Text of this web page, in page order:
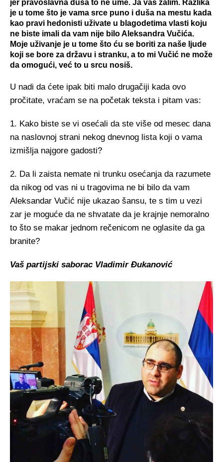
jer pravoslavna duša to ne ume. Ja vas žalim. Razlika
je u tome što je vama srce puno i duša na mestu kada
kao pravi hedonisti uživate u blagodetima vlasti koju
ne biste imali da vam nije bilo Aleksandra Vučića.
Moje uživanje je u tome što ću se boriti za naše ljude
koji se bore za državu i stranku, a to mi Vučić ne može
da omogući, već to u srcu nosiš.
U nadi da ćete ipak biti malo drugačiji kada ovo
pročitate, vraćam se na početak teksta i pitam vas:
1. Kako biste se vi osećali da ste više od mesec dana
na naslovnoj strani nekog dnevnog lista koji o vama
izmišlja najgore gadosti?
2. Da li zaista nemate ni trunku osećanja da razumete
da nikog od vas ni u tragovima ne bi bilo da vam
Aleksandar Vučić nije ukazao šansu, te s tim u vezi
zar je moguće da ne shvatate da je krajnje nemoralno
to što se makar jednom rečenicom ne oglasite da ga
branite?
Vaš partijski saborac Vladimir Đukanović